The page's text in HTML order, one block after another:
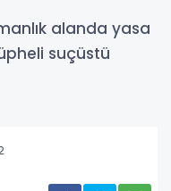
alanda yasa
suçüstü